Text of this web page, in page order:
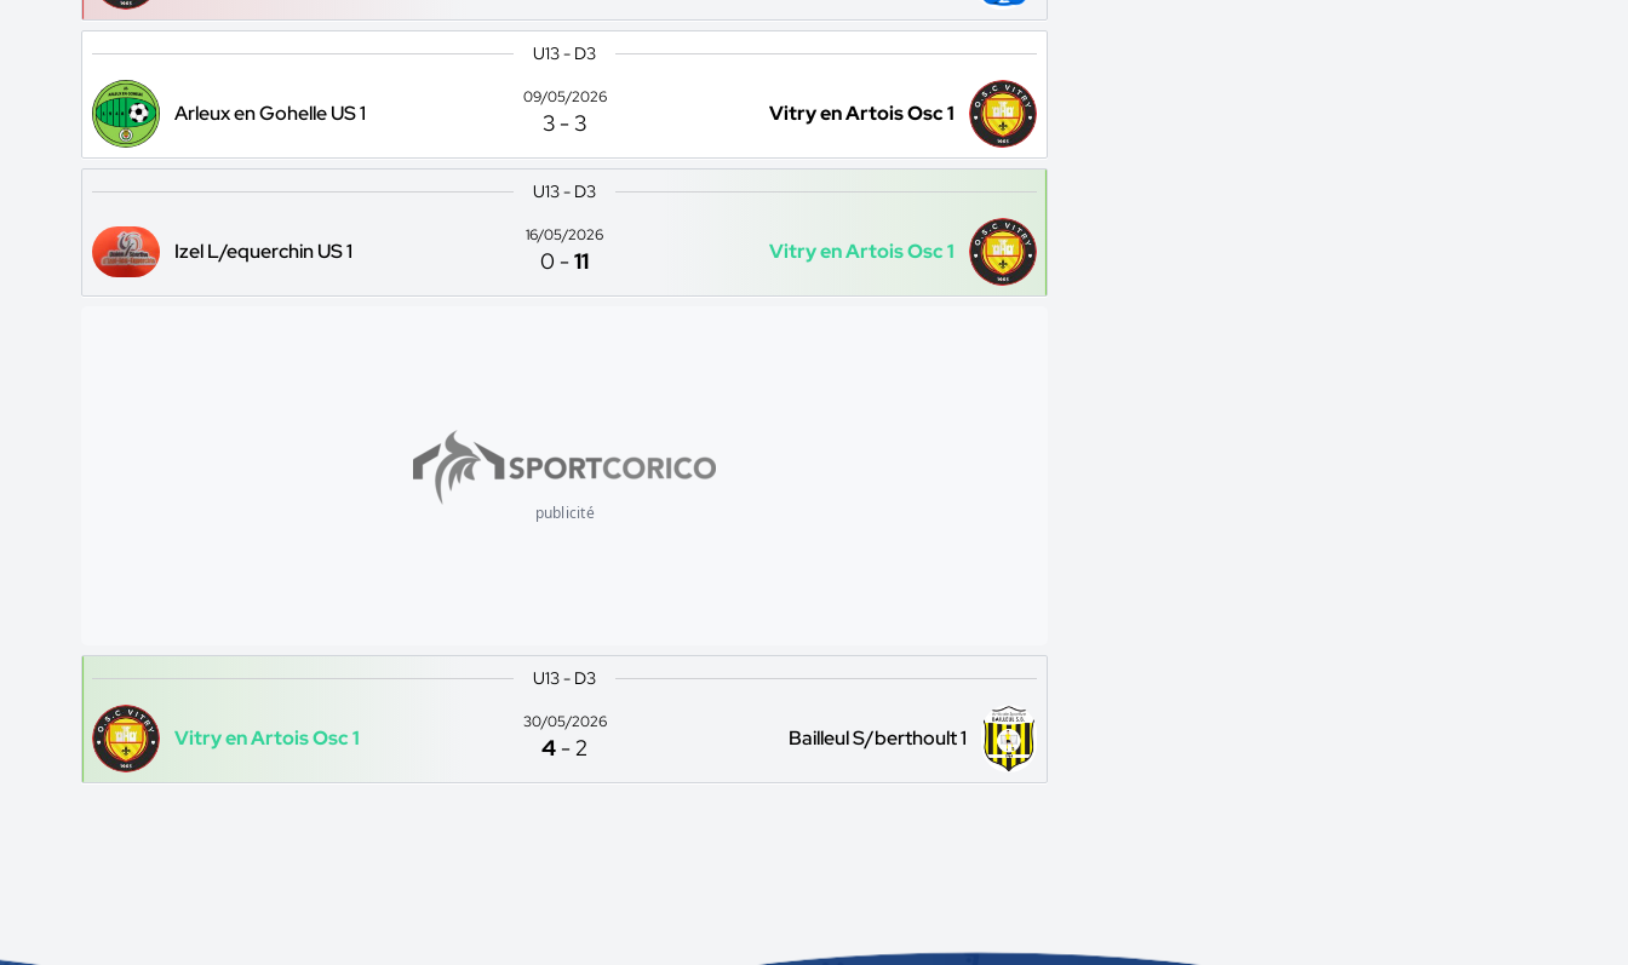
U13 - D3
Arleux en Gohelle US 1
09/05/2026
3 - 3 Vitry en Artois Osc 1
U13 - D3
Izel L/equerchin US 1
16/05/2026
0 -11 Vitry en Artois Osc 1
publicité
U13 - D3
Vitry en Artois Osc 1
30/05/2026
4 -2 Bailleul S/berthoult 1